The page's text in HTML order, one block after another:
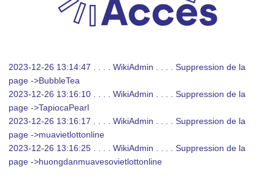
2023-12-26 13:14:47 . . . . WikiAdmin . . . . Suppression de la
page ->BubbleTea
2023-12-26 13:16:10 . . . . WikiAdmin . . . . Suppression de la
page ->TapiocaPearl
2023-12-26 13:16:17 . . . . WikiAdmin . . . . Suppression de la
page ->muavietlottonline
2023-12-26 13:16:25 . . . . WikiAdmin . . . . Suppression de la
page ->huongdanmuavesovietlottonline